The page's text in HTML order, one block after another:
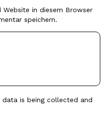
Website in diesem Browser
speichern.
is being collected and